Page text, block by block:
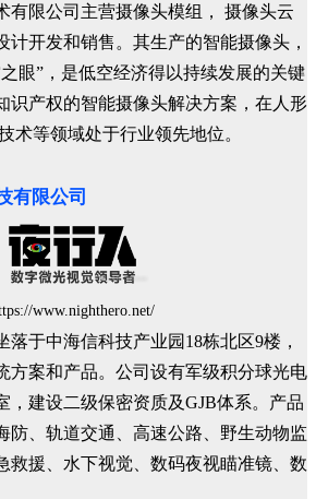
有限公司主营摄像头模组， 摄像头云
计开发和销售。其生产的智能摄像头，
眼”，是低空经济得以持续发展的关键
识产权的智能摄像头解决方案，在人形
术等领域处于行业领先地位。
有限公司
www.nighthero.net/
落于中海信科技产业园18栋北区9楼，
方案和产品。公司设有军级积分球光电
，建设二级保密资质及GJB体系。产品
防、轨道交通、高速公路、野生动物监
救援、水下视觉、数码夜视瞄准镜、数